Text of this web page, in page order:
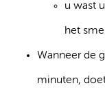
u wast
het
Wanneer de
minuten,